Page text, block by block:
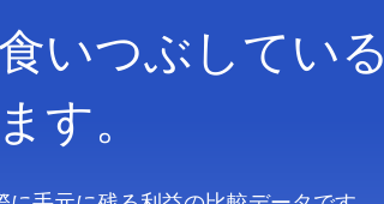
いつぶしている
す。